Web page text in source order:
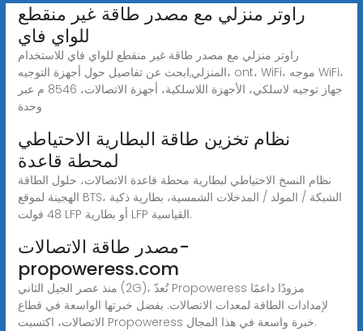
راوتر منزلي مع مصدر طاقة غير منقطع
للواي فاي
راوتر منزلي مع مصدر طاقة غير منقطع للواي فاي للاستخدام
المنزلي,ابحث عن تفاصيل حول أجهزة التوجيه، ont، WiFi، موجه WiFi،
جهاز توجيه لاسلكي، الأجهزة اللاسلكية، أجهزة الاتصالات، 8546 م عبر
وحدة
نظام تخزين طاقة البطارية الاحتياطي
لمحطة قاعدة
نظام النسخ الاحتياطي لبطارية محطة قاعدة الاتصالات، حلول الطاقة
الهجينة لموقع BTS، الشبكة / المولد / المدخلات الشمسية، بطارية ذكية
48 فولت LFP أو بطارية LFP القياسية.
مصدر طاقة الاتصالات-
propoweress.com
منذ عصر الجيل الثاني (2G)، تُعدّ Propoweress مزودًا داعمًا
لإمدادات الطاقة لمعدات الاتصالات. بفضل خبرتها الواسعة في قطاع
الاتصالات، اكتسبت Propoweress خبرة واسعة في هذا المجال.